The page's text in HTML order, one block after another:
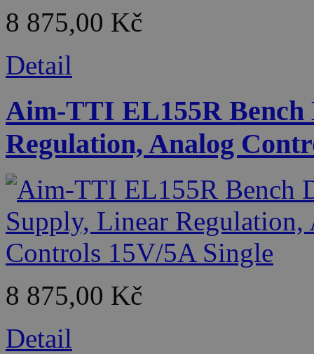
8 875,00 Kč
Detail
Aim-TTI EL155R Bench
Regulation, Analog
8 875,00 Kč
Detail